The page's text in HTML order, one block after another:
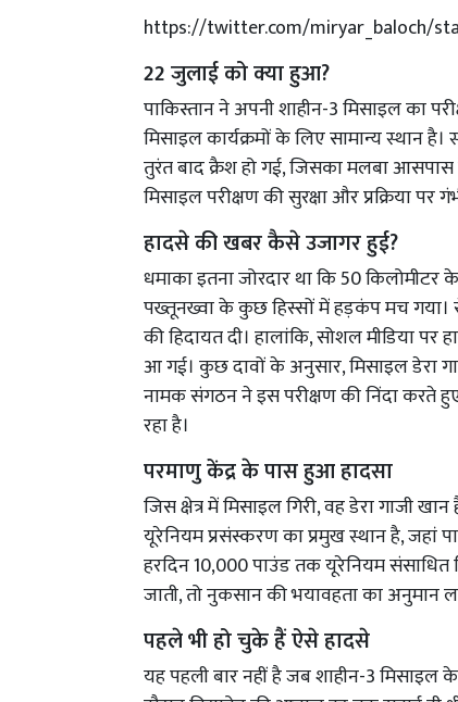
https://twitter.com/miryar_baloch/
22 जुलाई को क्या हुआ?
पाकिस्तान ने अपनी शाहीन-3 मिसाइल का
मिसाइल कार्यक्रमों के लिए सामान्य स्थान
तुरंत बाद क्रैश हो गई, जिसका मलबा आसपास
मिसाइल परीक्षण की सुरक्षा और प्रक्रिया
हादसे की खबर कैसे उजागर हुई?
धमाका इतना जोरदार था कि 50
पख्तूनख्वा के कुछ हिस्सों में हड़कंप मच गया।
की हिदायत दी। हालांकि, सोशल मीडिया
आ गई। कुछ दावों के अनुसार, मिसाइल डेरा
नामक संगठन ने इस परीक्षण की निंदा करते
रहा है।
परमाणु केंद्र के पास हुआ हादसा
जिस क्षेत्र में मिसाइल गिरी, वह डेरा गाजी
यूरेनियम प्रसंस्करण का प्रमुख स्थान है, जहां
हरदिन 10,000 पाउंड तक यूरेनियम संसाधित
जाती, तो नुकसान की भयावहता का अनुमान
पहले भी हो चुके हैं ऐसे हादसे
यह पहली बार नहीं है जब शाहीन-3 मिसाइल